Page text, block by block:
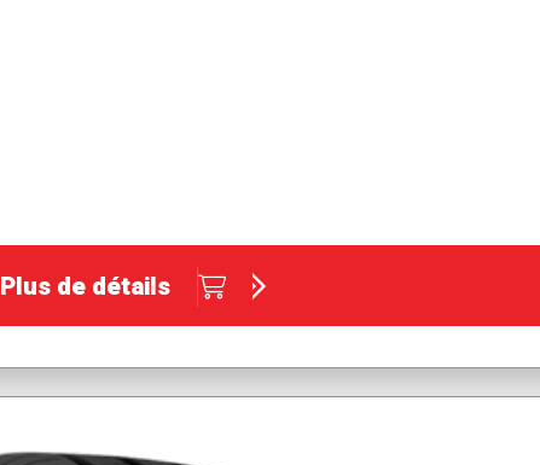
Plus de détails